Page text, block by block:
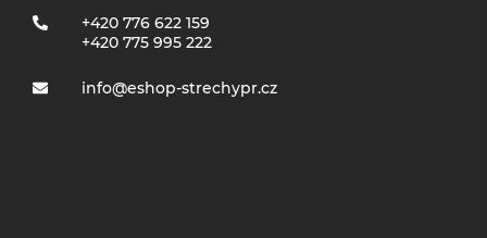
+420 776 622 159
+420 775 995 222
info@eshop-strechypr.cz